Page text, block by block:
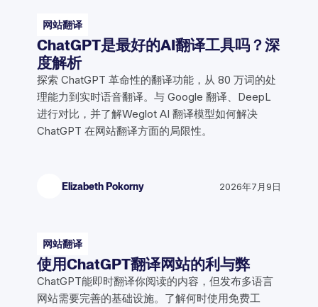
网站翻译
ChatGPT是最好的AI翻译工具吗？深
度解析
探索 ChatGPT 革命性的翻译功能，从 80 万词的处
理能力到实时语音翻译。与 Google 翻译、DeepL
进行对比，并了解Weglot AI 翻译模型如何解决
ChatGPT 在网站翻译方面的局限性。
Elizabeth Pokorny 2026年7月9日
网站翻译
使用ChatGPT翻译网站的利与弊
ChatGPT能即时翻译你阅读的内容，但发布多语言
网站需要完善的基础设施。了解何时使用免费工